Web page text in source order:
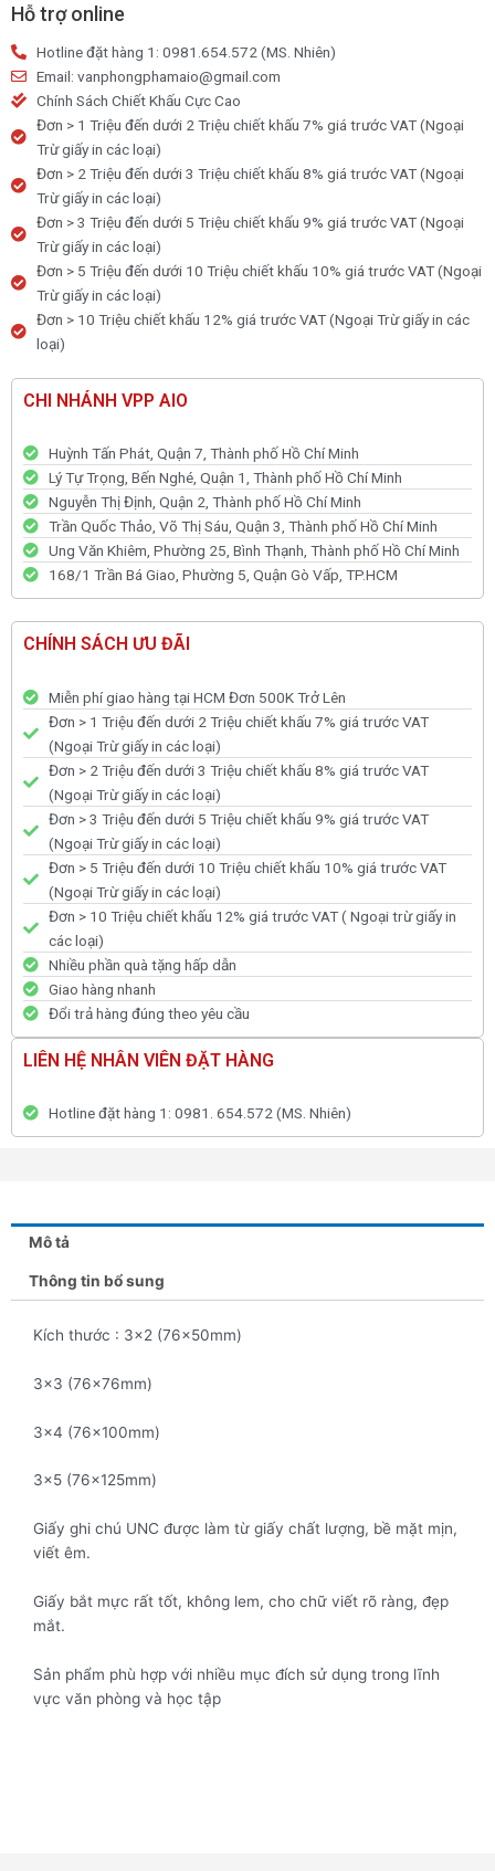
số
Hỗ trợ online
Hotline đặt hàng 1: 0981.654.572 (MS. Nhiên)
Email: vanphongphamaio@gmail.com
Chính Sách Chiết Khấu Cực Cao
Đơn > 1 Triệu đến dưới 2 Triệu chiết khấu 7% giá trước VAT (Ngoại
Trừ giấy in các loại)
Đơn > 2 Triệu đến dưới 3 Triệu chiết khấu 8% giá trước VAT (Ngoại
Trừ giấy in các loại)
Đơn > 3 Triệu đến dưới 5 Triệu chiết khấu 9% giá trước VAT (Ngoại
Trừ giấy in các loại)
Đơn > 5 Triệu đến dưới 10 Triệu chiết khấu 10% giá trước VAT (Ngoại
Trừ giấy in các loại)
Đơn > 10 Triệu chiết khấu 12% giá trước VAT (Ngoại Trừ giấy in các
loại)
CHI NHÁNH VPP AIO
Huỳnh Tấn Phát, Quận 7, Thành phố Hồ Chí Minh
Lý Tự Trọng, Bến Nghé, Quận 1, Thành phố Hồ Chí Minh
Nguyễn Thị Định, Quận 2, Thành phố Hồ Chí Minh
Trần Quốc Thảo, Võ Thị Sáu, Quận 3, Thành phố Hồ Chí Minh
Ung Văn Khiêm, Phường 25, Bình Thạnh, Thành phố Hồ Chí Minh
168/1 Trần Bá Giao, Phường 5, Quận Gò Vấp, TP.HCM
CHÍNH SÁCH ƯU ĐÃI
Miễn phí giao hàng tại HCM Đơn 500K Trở Lên
Đơn > 1 Triệu đến dưới 2 Triệu chiết khấu 7% giá trước VAT
(Ngoại Trừ giấy in các loại)
Đơn > 2 Triệu đến dưới 3 Triệu chiết khấu 8% giá trước VAT
(Ngoại Trừ giấy in các loại)
Đơn > 3 Triệu đến dưới 5 Triệu chiết khấu 9% giá trước VAT
(Ngoại Trừ giấy in các loại)
Đơn > 5 Triệu đến dưới 10 Triệu chiết khấu 10% giá trước VAT
(Ngoại Trừ giấy in các loại)
Đơn > 10 Triệu chiết khấu 12% giá trước VAT ( Ngoại trừ giấy in
các loại)
Nhiều phần quà tặng hấp dẫn
Giao hàng nhanh
Đổi trả hàng đúng theo yêu cầu
LIÊN HỆ NHÂN VIÊN ĐẶT HÀNG
Hotline đặt hàng 1: 0981. 654.572 (MS. Nhiên)
Mô tả
Thông tin bổ sung
Kích thước : 3×2 (76x50mm)
3×3 (76x76mm)
3×4 (76x100mm)
3×5 (76x125mm)
Giấy ghi chú UNC được làm từ giấy chất lượng, bề mặt mịn,
viết êm.
Giấy bắt mực rất tốt, không lem, cho chữ viết rõ ràng, đẹp
mắt.
Sản phẩm phù hợp với nhiều mục đích sử dụng trong lĩnh
vực văn phòng và học tập